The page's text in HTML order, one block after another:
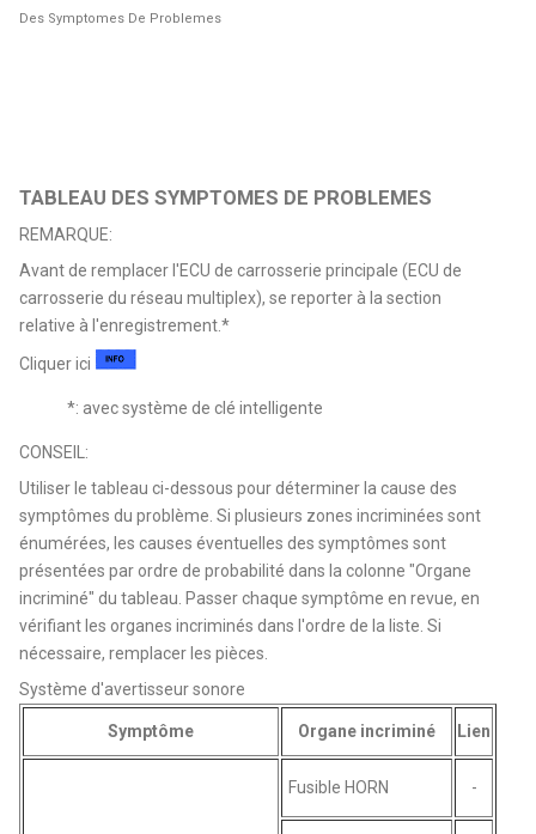
Des Symptomes De Problemes
TABLEAU DES SYMPTOMES DE PROBLEMES
REMARQUE:
Avant de remplacer l'ECU de carrosserie principale (ECU de
carrosserie du réseau multiplex), se reporter à la section
relative à l'enregistrement.*
Cliquer ici
*: avec système de clé intelligente
CONSEIL:
Utiliser le tableau ci-dessous pour déterminer la cause des
symptômes du problème. Si plusieurs zones incriminées sont
énumérées, les causes éventuelles des symptômes sont
présentées par ordre de probabilité dans la colonne "Organe
incriminé" du tableau. Passer chaque symptôme en revue, en
vérifiant les organes incriminés dans l'ordre de la liste. Si
nécessaire, remplacer les pièces.
Système d'avertisseur sonore
Symptôme Organe incriminé Lien
Fusible HORN -